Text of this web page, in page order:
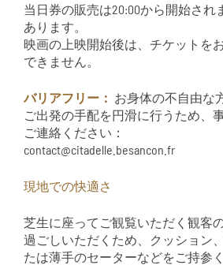
当日券の販売は20:00から開始され
あります。
映画の上映開始後は、チケットを
できません。
バリアフリー： お身体の不自由な
ご出発の手配を円滑に行うため、
ご連絡ください：
contact@citadelle.besancon.fr
現地での快適さ
芝生に座ってご観覧いただく観客
過ごしいただくため、クッション
たは薄手のセーターなどをご持参